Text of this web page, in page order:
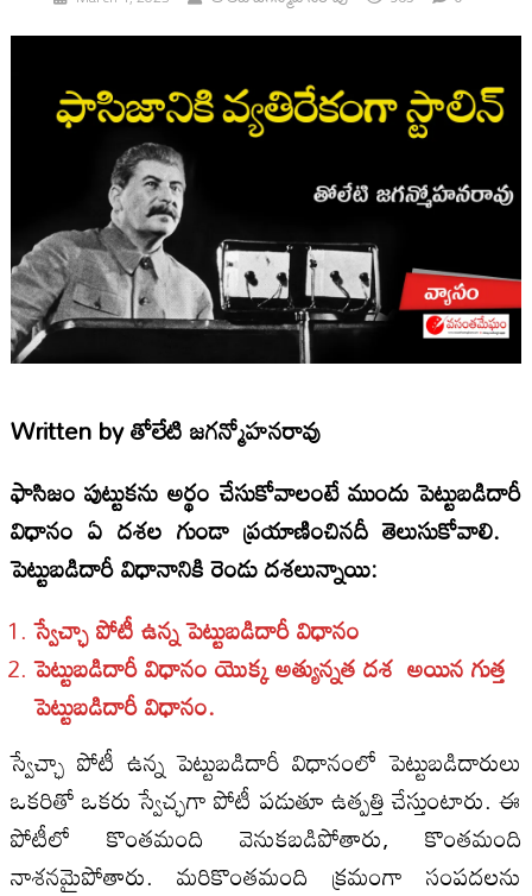
Written byతోలేటి జగన్మోహనరావు
ఫాసిజం పుట్టుకను అర్థం చేసుకోవాలంటే ముందు పెట్టుబడిదారీ
విధానం ఏ దశల గుండా ప్రయాణించినదీ తెలుసుకోవాలి.
పెట్టుబడిదారీ విధానానికి రెండు దశలున్నాయి:
స్వేచ్ఛా పోటీ ఉన్న పెట్టుబడిదారీ విధానం
పెట్టుబడిదారీ విధానం యొక్క అత్యున్నత దశ అయిన గుత్త
పెట్టుబడిదారీ విధానం.
స్వేచ్ఛా పోటీ ఉన్న పెట్టుబడిదారీ విధానంలో పెట్టుబడిదారులు
ఒకరితో ఒకరు స్వేచ్ఛగా పోటీ పడుతూ ఉత్పత్తి చేస్తుంటారు. ఈ
పోటీలో కొంతమంది వెనుకబడిపోతారు, కొంతమంది
నాశనమైపోతారు. మరికొంతమంది క్రమంగా సంపదలను